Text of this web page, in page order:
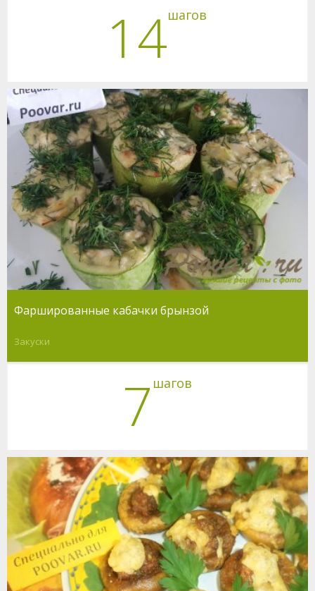
14шагов
Фаршированные кабачки брынзой
Закуски
7 шагов